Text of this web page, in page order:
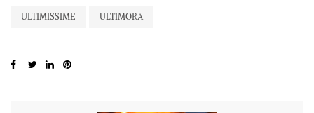
ULTIMISSIME ULTIMORA